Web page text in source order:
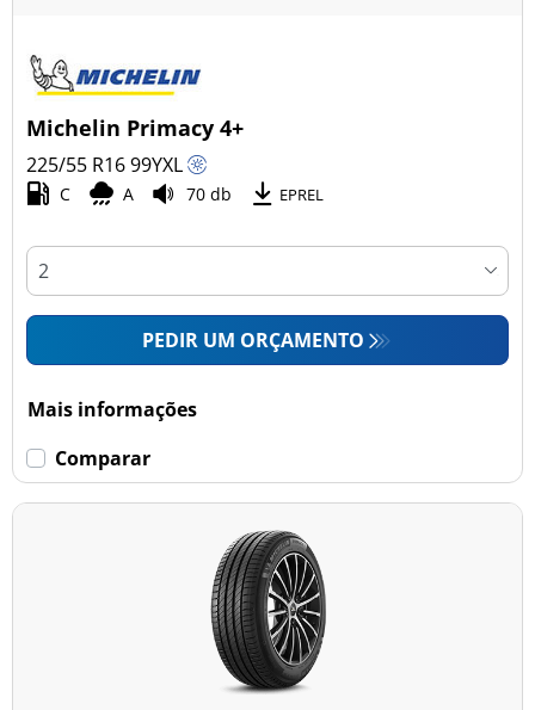
Michelin Primacy 4+
225/55 R1699YXL
C A 70 db EPREL
PEDIR UM ORÇAMENTO
Mais informações
Comparar